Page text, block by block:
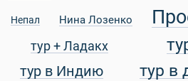
Туры
Непал Нина Лозенко
тур + Ладакх
тур в Индию тур в